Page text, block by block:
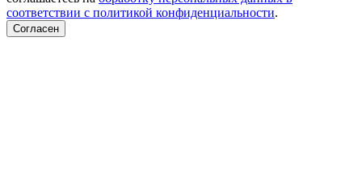
соответствии с политикой конфиденциальности.
Согласен